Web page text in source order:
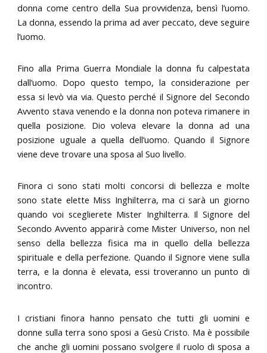
donna come centro della Sua provvidenza, bensì l’uomo.
La donna, essendo la prima ad aver peccato, deve seguire
l’uomo.
Fino alla Prima Guerra Mondiale la donna fu calpestata
dall’uomo. Dopo questo tempo, la considerazione per
essa si levò via via. Questo perché il Signore del Secondo
Avvento stava venendo e la donna non poteva rimanere in
quella posizione. Dio voleva elevare la donna ad una
posizione uguale a quella dell’uomo. Quando il Signore
viene deve trovare una sposa al Suo livello.
Finora ci sono stati molti concorsi di bellezza e molte
sono state elette Miss Inghilterra, ma ci sarà un giorno
quando voi sceglierete Mister Inghilterra. Il Signore del
Secondo Avvento apparirà come Mister Universo, non nel
senso della bellezza fisica ma in quello della bellezza
spirituale e della perfezione. Quando il Signore viene sulla
terra, e la donna è elevata, essi troveranno un punto di
incontro.
I cristiani finora hanno pensato che tutti gli uomini e
donne sulla terra sono sposi a Gesù Cristo. Ma è possibile
che anche gli uomini possano svolgere il ruolo di sposa a